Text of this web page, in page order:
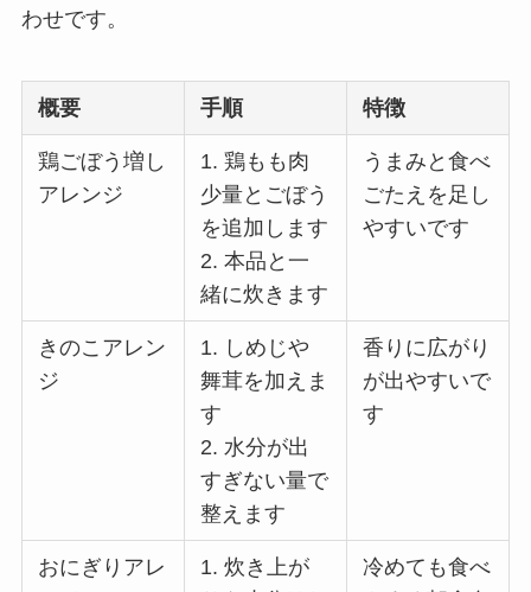
わせです。
概要 手順 特徴
鶏ごぼう増し
アレンジ
1. 鶏もも肉
少量とごぼう
を追加します
2. 本品と一
緒に炊きます
うまみと食べ
ごたえを足し
やすいです
きのこアレン
ジ
1. しめじや
舞茸を加えま
す
2. 水分が出
すぎない量で
整えます
香りに広がり
が出やすいで
す
おにぎりアレ
1. 炊き上が
冷めても食べ